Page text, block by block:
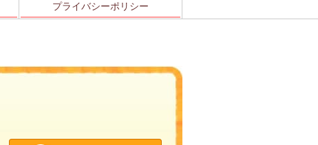
プライバシーポリシー